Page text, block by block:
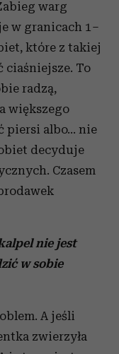
warg
w granicach 1–
które z takiej
ciaśniejsze. To
radzą,
większego
piersi albo… nie
decyduje
Czasem
nie jest
w sobie
A jeśli
zwierzyła